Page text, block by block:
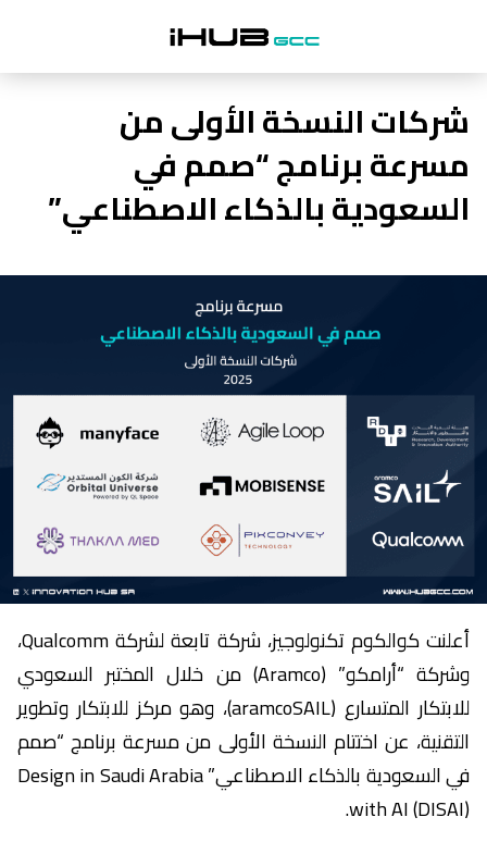
شركات النسخة الأولى من
مسرعة برنامج “صمم في
السعودية بالذكاء الاصطناعي”
أعلنت كوالكوم تكنولوجيز، شركة تابعة لشركة Qualcomm،
وشركة “أرامكو” (Aramco) من خلال المختبر السعودي
للابتكار المتسارع (aramcoSAIL)، وهو مركز للابتكار وتطوير
التقنية، عن اختتام النسخة الأولى من مسرعة برنامج “صمم
في السعودية بالذكاء الاصطناعي” Design in Saudi Arabia
with AI (DISAI).